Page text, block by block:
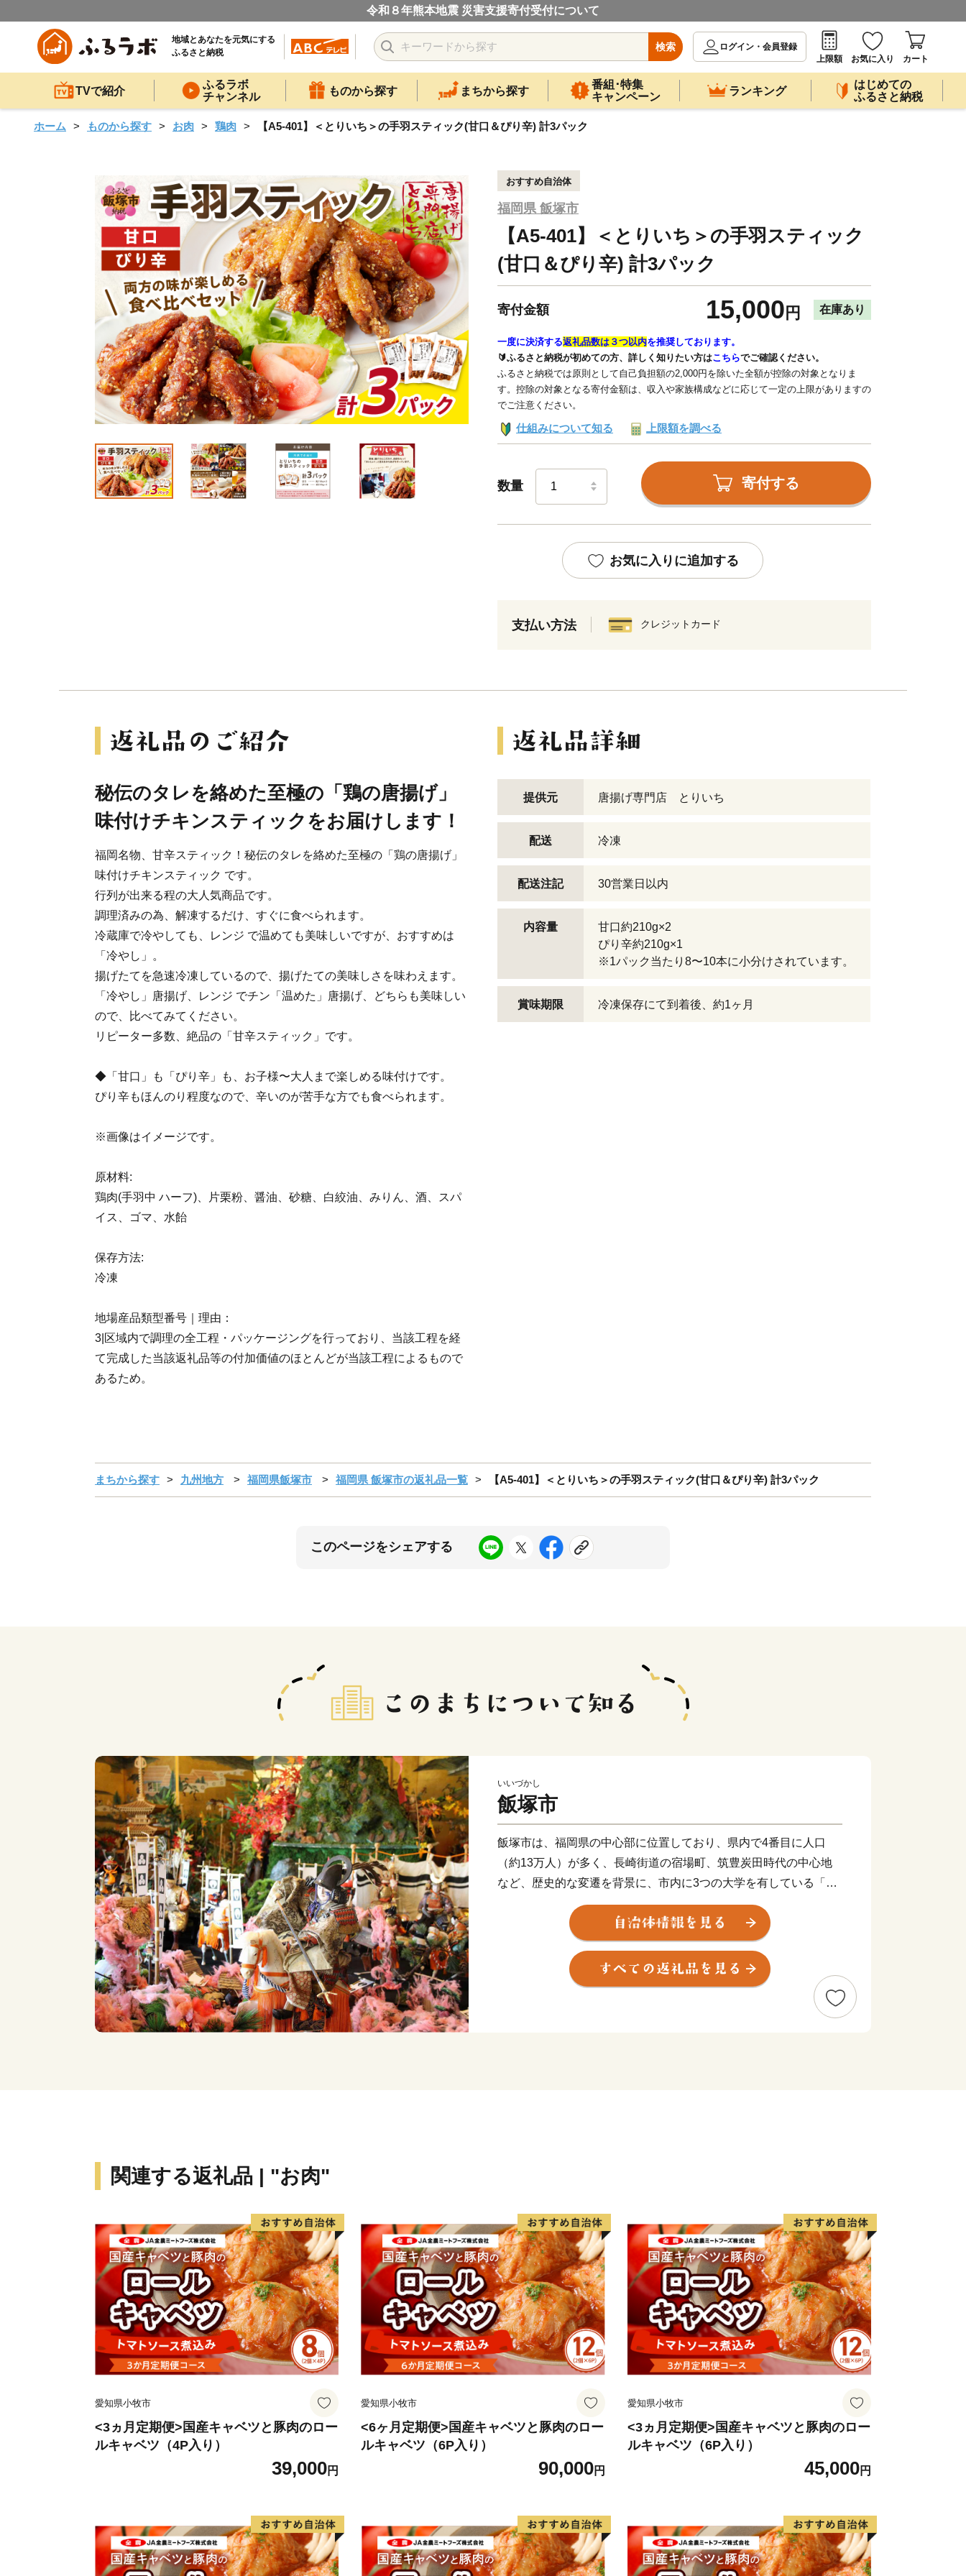
令和８年熊本地震 災害支援寄付受付について
地域とあなたを元気にする
ふるさと納税
検索
ログイン・会員登録
上限額
お気に入り カート
TVで紹介
ふるラボ
チャンネル
ものから探す まちから探す
番組･特集
キャンペーン
ランキング
はじめての
ふるさと納税
ホーム ものから探す お肉 鶏肉 【A5-401】＜とりいち＞の手羽スティック(甘口＆ぴり辛) 計3パック
おすすめ自治体
福岡県 飯塚市
【A5-401】＜とりいち＞の手羽スティック
(甘口＆ぴり辛) 計3パック
寄付金額 15,000 円 在庫あり
一度に決済する返礼品数は３つ以内を推奨しております。
🔰ふるさと納税が初めての方、詳しく知りたい方はこちらでご確認ください。
ふるさと納税では原則として自己負担額の2,000円を除いた全額が控除の対象となりま
す。控除の対象となる寄付金額は、収入や家族構成などに応じて一定の上限がありますの
でご注意ください。
仕組みについて知る 上限額を調べる
数量 寄付する
お気に入りに追加する
支払い方法 クレジットカード
秘伝のタレを絡めた至極の「鶏の唐揚げ」
味付けチキンスティックをお届けします！
福岡名物、甘辛スティック！秘伝のタレを絡めた至極の「鶏の唐揚げ」
味付けチキンスティック です。
行列が出来る程の大人気商品です。
調理済みの為、解凍するだけ、すぐに食べられます。
冷蔵庫で冷やしても、レンジ で温めても美味しいですが、おすすめは
「冷やし」。
揚げたてを急速冷凍しているので、揚げたての美味しさを味わえます。
「冷やし」唐揚げ、レンジ でチン「温めた」唐揚げ、どちらも美味しい
ので、比べてみてください。
リピーター多数、絶品の「甘辛スティック」です。
◆「甘口」も「ぴり辛」も、お子様〜大人まで楽しめる味付けです。
ぴり辛もほんのり程度なので、辛いのが苦手な方でも食べられます。
※画像はイメージです。
原材料:
鶏肉(手羽中 ハーフ)、片栗粉、醤油、砂糖、白絞油、みりん、酒、スパ
イス、ゴマ、水飴
保存方法:
冷凍
地場産品類型番号｜理由：
3|区域内で調理の全工程・パッケージングを行っており、当該工程を経
て完成した当該返礼品等の付加価値のほとんどが当該工程によるもので
あるため。
提供元 唐揚げ専門店 とりいち
配送 冷凍
配送注記 30営業日以内
内容量
甘口約210g×2
ぴり辛約210g×1
※1パック当たり8〜10本に小分けされています。
賞味期限 冷凍保存にて到着後、約1ヶ月
まちから探す 九州地方 福岡県飯塚市 福岡県 飯塚市の返礼品一覧 【A5-401】＜とりいち＞の手羽スティック(甘口＆ぴり辛) 計3パック
このページをシェアする
いいづかし
飯塚市
飯塚市は、福岡県の中心部に位置しており、県内で4番目に人口
（約13万人）が多く、長崎街道の宿場町、筑豊炭田時代の中心地
など、歴史的な変遷を背景に、市内に3つの大学を有している「学
市民が安心して暮らせる健幸都市(けんこうとし)を目指し「まちづ
くり」を推進しております。
飯塚市の応援よろしくお願いします！
関連する返礼品 | "お肉"
愛知県小牧市
<3ヵ月定期便>国産キャベツと豚肉のロー
ルキャベツ（4P入り）
39,000円
愛知県小牧市
<6ヶ月定期便>国産キャベツと豚肉のロー
ルキャベツ（6P入り）
90,000円
愛知県小牧市
<3ヵ月定期便>国産キャベツと豚肉のロー
ルキャベツ（6P入り）
45,000円